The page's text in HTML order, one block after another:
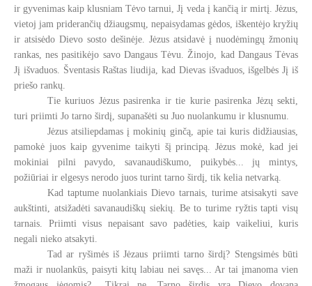
ir gyvenimas kaip klusniam Tėvo tarnui, Jį veda į kančią ir mirtį. Jėzus,
vietoj jam priderančių džiaugsmų, nepaisydamas gėdos, iškentėjo kryžių
ir atsisėdo Dievo sosto dešinėje. Jėzus atsidavė į nuodėmingų žmonių
rankas, nes pasitikėjo savo Dangaus Tėvu. Žinojo, kad Dangaus Tėvas
Jį išvaduos. Šventasis Raštas liudija, kad Dievas išvaduos, išgelbės Jį iš
priešo rankų.
Tie kuriuos Jėzus pasirenka ir tie kurie pasirenka Jėzų sekti,
turi priimti Jo tarno širdį, supanašėti su Juo nuolankumu ir klusnumu.
Jėzus atsiliepdamas į mokinių ginčą, apie tai kuris didžiausias,
pamokė juos kaip gyvenime taikyti šį principą. Jėzus mokė, kad jei
mokiniai pilni pavydo, savanaudiškumo, puikybės... jų mintys,
požiūriai ir elgesys nerodo juos turint tarno širdį, tik kelia netvarką.
Kad taptume nuolankiais Dievo tarnais, turime atsisakyti save
aukštinti, atsižadėti savanaudiškų siekių. Be to turime ryžtis tapti visų
tarnais. Priimti visus nepaisant savo padėties, kaip vaikeliui, kuris
negali nieko atsakyti.
Tad ar ryšimės iš Jėzaus priimti tarno širdį? Stengsimės būti
maži ir nuolankūs, paisyti kitų labiau nei savęs... Ar tai įmanoma vien